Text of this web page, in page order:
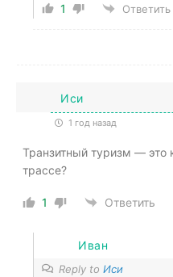
1 Ответить
Иси
1 год назад
Транзитный туризм — это
трассе?
1 Ответить
Иван
Reply to Иси